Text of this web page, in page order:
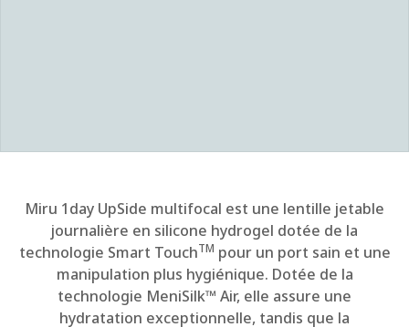
Miru 1day UpSide multifocal est une lentille jetable
journalière en silicone hydrogel dotée de la
technologie Smart TouchTM pour un port sain et une
manipulation plus hygiénique. Dotée de la
technologie MeniSilk™ Air, elle assure une
hydratation exceptionnelle, tandis que la